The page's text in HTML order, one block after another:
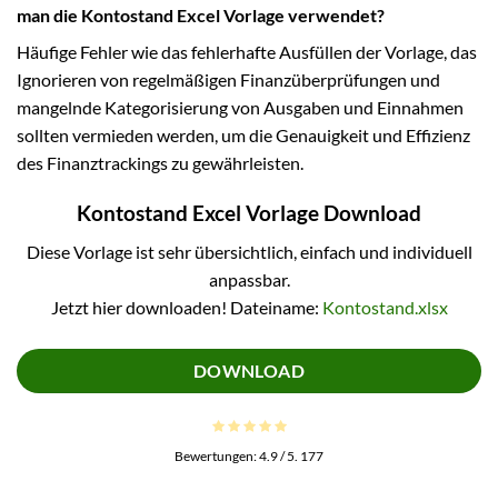
man die Kontostand Excel Vorlage verwendet?
Häufige Fehler wie das fehlerhafte Ausfüllen der Vorlage, das
Ignorieren von regelmäßigen Finanzüberprüfungen und
mangelnde Kategorisierung von Ausgaben und Einnahmen
sollten vermieden werden, um die Genauigkeit und Effizienz
des Finanztrackings zu gewährleisten.
Kontostand Excel Vorlage Download
Diese Vorlage ist sehr übersichtlich, einfach und individuell
anpassbar.
Jetzt hier downloaden! Dateiname: Kontostand.xlsx
DOWNLOAD
Bewertungen:4.9/ 5. 177